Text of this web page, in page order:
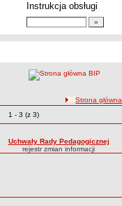
Instrukcja obsługi
Naukowe
ścieżka nawigacji
Strona główna
Zmiany o pozycjach
1 - 3 (z 3)
Uchwały Rady Pedagogicznej
rejestr zmian informacji